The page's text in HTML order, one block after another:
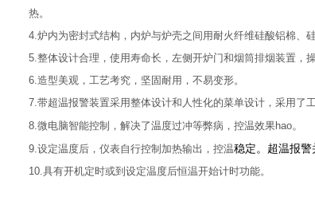
热。
4.炉内为密封式结构，内炉与炉壳之间用耐火纤维硅酸铝棉、
5.整体设计合理，使用寿命长，左侧开炉门和烟筒排烟装置，操
6.造型美观，工艺考究，坚固耐用，不易变形。
7.带超温报警装置采用整体设计和人性化的菜单设计，采用了
8.微电脑智能控制，解决了温度过冲等弊病，控温效果hao。
9.设定温度后，仪表自行控制加热输出，控温稳定。超温报警
10.具有开机定时或到设定温度后恒温开始计时功能。